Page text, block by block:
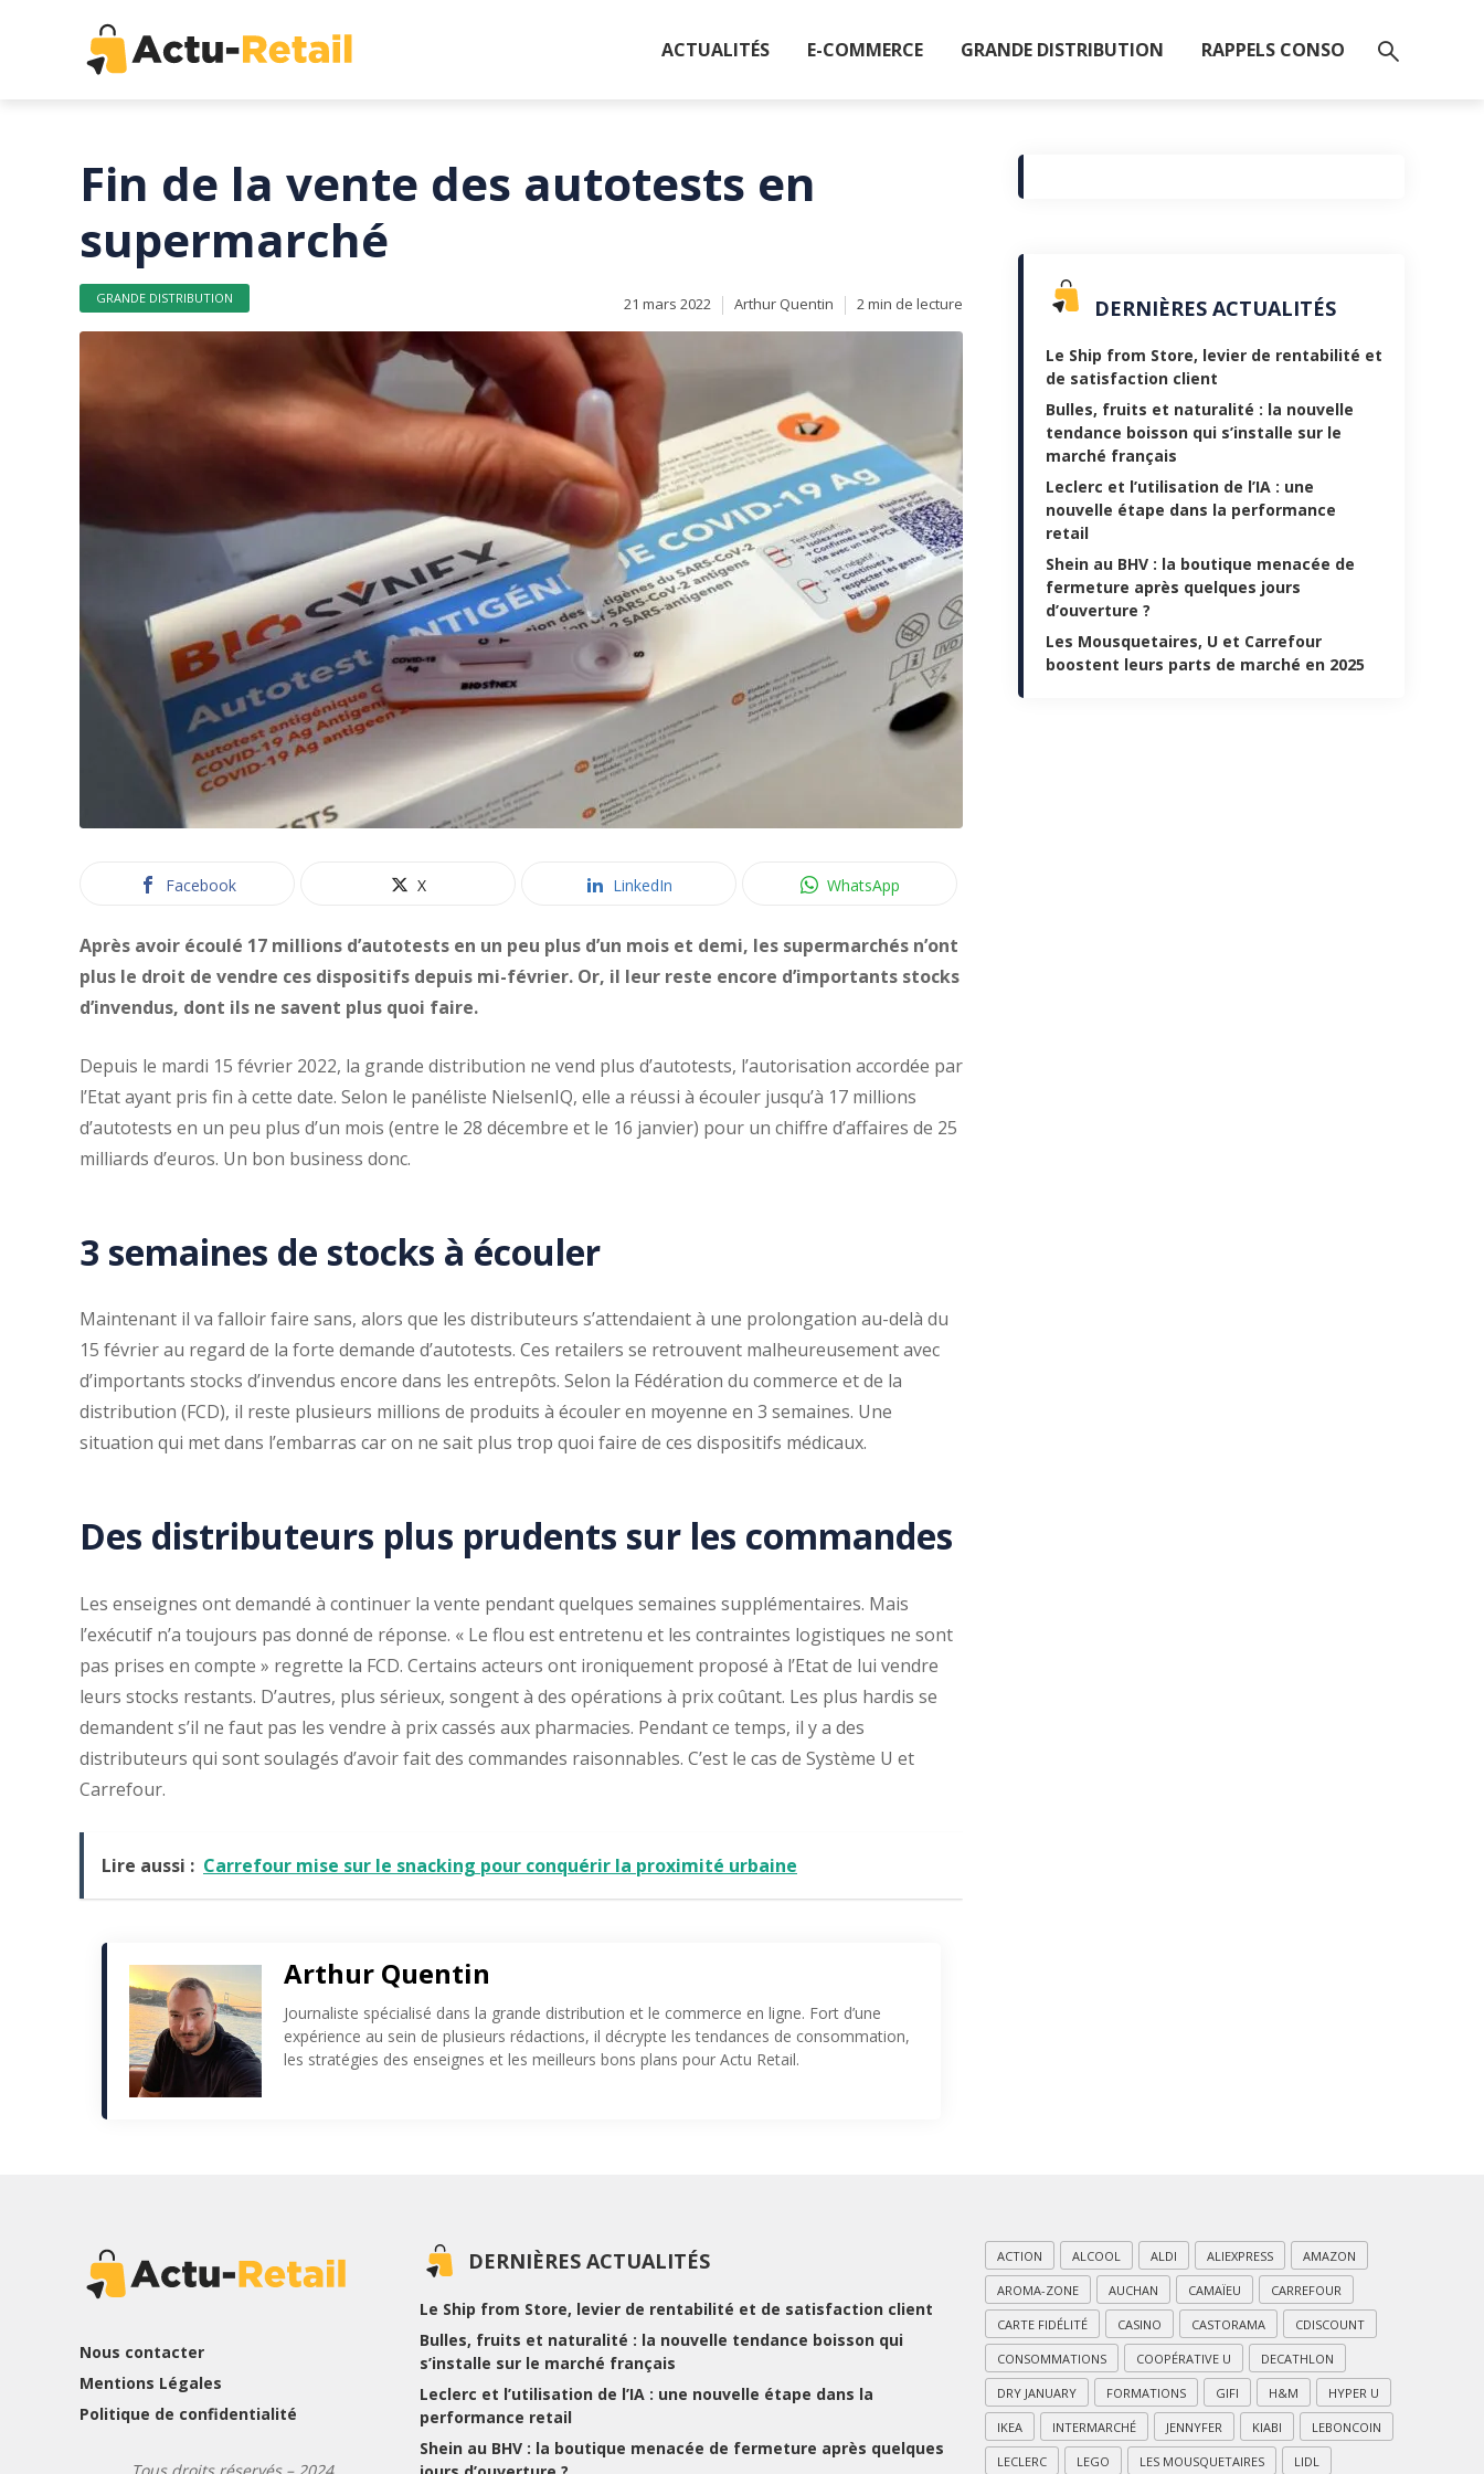
ACTUALITÉS E-COMMERCE GRANDE DISTRIBUTION RAPPELS CONSO
Fin de la vente des autotests en
supermarché
GRANDE DISTRIBUTION 21 mars 2022 Arthur Quentin 2 min de lecture
Facebook X LinkedIn WhatsApp
Après avoir écoulé 17 millions d’autotests en un peu plus d’un mois et demi, les supermarchés n’ont
plus le droit de vendre ces dispositifs depuis mi-février. Or, il leur reste encore d’importants stocks
d’invendus, dont ils ne savent plus quoi faire.
Depuis le mardi 15 février 2022, la grande distribution ne vend plus d’autotests, l’autorisation accordée par
l’Etat ayant pris fin à cette date. Selon le panéliste NielsenIQ, elle a réussi à écouler jusqu’à 17 millions
d’autotests en un peu plus d’un mois (entre le 28 décembre et le 16 janvier) pour un chiffre d’affaires de 25
milliards d’euros. Un bon business donc.
3 semaines de stocks à écouler
Maintenant il va falloir faire sans, alors que les distributeurs s’attendaient à une prolongation au-delà du
15 février au regard de la forte demande d’autotests. Ces retailers se retrouvent malheureusement avec
d’importants stocks d’invendus encore dans les entrepôts. Selon la Fédération du commerce et de la
distribution (FCD), il reste plusieurs millions de produits à écouler en moyenne en 3 semaines. Une
situation qui met dans l’embarras car on ne sait plus trop quoi faire de ces dispositifs médicaux.
Des distributeurs plus prudents sur les commandes
Les enseignes ont demandé à continuer la vente pendant quelques semaines supplémentaires. Mais
l’exécutif n’a toujours pas donné de réponse. « Le flou est entretenu et les contraintes logistiques ne sont
pas prises en compte » regrette la FCD. Certains acteurs ont ironiquement proposé à l’Etat de lui vendre
leurs stocks restants. D’autres, plus sérieux, songent à des opérations à prix coûtant. Les plus hardis se
demandent s’il ne faut pas les vendre à prix cassés aux pharmacies. Pendant ce temps, il y a des
distributeurs qui sont soulagés d’avoir fait des commandes raisonnables. C’est le cas de Système U et
Carrefour.
Lire aussi : Carrefour mise sur le snacking pour conquérir la proximité urbaine
Arthur Quentin
Journaliste spécialisé dans la grande distribution et le commerce en ligne. Fort d’une
expérience au sein de plusieurs rédactions, il décrypte les tendances de consommation,
les stratégies des enseignes et les meilleurs bons plans pour Actu Retail.
DERNIÈRES ACTUALITÉS
Le Ship from Store, levier de rentabilité et
de satisfaction client
Bulles, fruits et naturalité : la nouvelle
tendance boisson qui s’installe sur le
marché français
Leclerc et l’utilisation de l’IA : une
nouvelle étape dans la performance
retail
Shein au BHV : la boutique menacée de
fermeture après quelques jours
d’ouverture ?
Les Mousquetaires, U et Carrefour
boostent leurs parts de marché en 2025
Nous contacter
Mentions Légales
Politique de confidentialité
Tous droits réservés – 2024
DERNIÈRES ACTUALITÉS
Le Ship from Store, levier de rentabilité et de satisfaction client
Bulles, fruits et naturalité : la nouvelle tendance boisson qui
s’installe sur le marché français
Leclerc et l’utilisation de l’IA : une nouvelle étape dans la
performance retail
Shein au BHV : la boutique menacée de fermeture après quelques
ACTION ALCOOL ALDI ALIEXPRESS AMAZON
AROMA-ZONE AUCHAN CAMAÏEU CARREFOUR
CARTE FIDÉLITÉ CASINO CASTORAMA CDISCOUNT
CONSOMMATIONS COOPÉRATIVE U DECATHLON
DRY JANUARY FORMATIONS GIFI H&M HYPER U
IKEA INTERMARCHÉ JENNYFER KIABI LEBONCOIN
LECLERC LEGO LES MOUSQUETAIRES LIDL